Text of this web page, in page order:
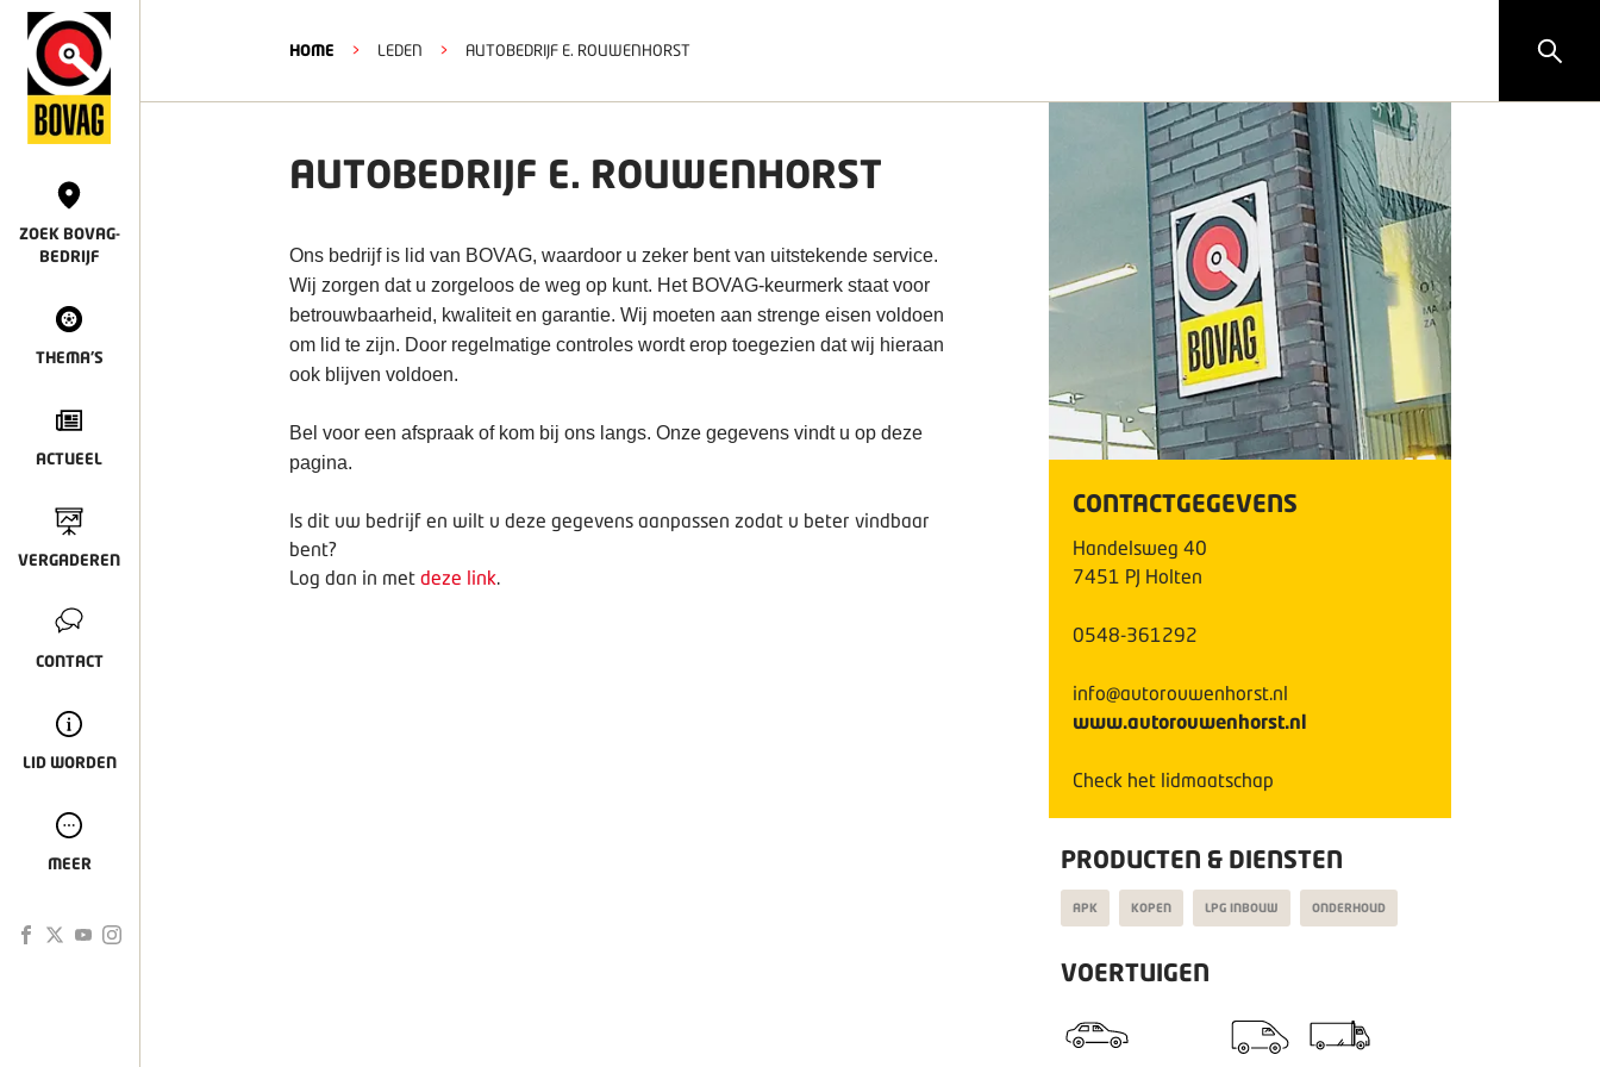
ZOEK BOVAG-
BEDRIJF
THEMA'S
ACTUEEL
VERGADEREN
CONTACT
LID WORDEN
MEER
HOME > LEDEN > AUTOBEDRIJF E. ROUWENHORST
AUTOBEDRIJF E. ROUWENHORST
Ons bedrijf is lid van BOVAG, waardoor u zeker bent van uitstekende service.
Wij zorgen dat u zorgeloos de weg op kunt. Het BOVAG-keurmerk staat voor
betrouwbaarheid, kwaliteit en garantie. Wij moeten aan strenge eisen voldoen
om lid te zijn. Door regelmatige controles wordt erop toegezien dat wij hieraan
ook blijven voldoen.
Bel voor een afspraak of kom bij ons langs. Onze gegevens vindt u op deze
pagina.
Is dit uw bedrijf en wilt u deze gegevens aanpassen zodat u beter vindbaar
bent?
Log dan in met deze link.
CONTACTGEGEVENS
Handelsweg 40
7451 PJ Holten
0548-361292
info@autorouwenhorst.nl
www.autorouwenhorst.nl
Check het lidmaatschap
PRODUCTEN & DIENSTEN
APK KOPEN LPG INBOUW ONDERHOUD
VOERTUIGEN